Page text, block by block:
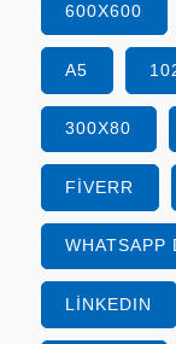
600X600
A5
300X80
FIVERR
WHATSAPP
LINKEDIN